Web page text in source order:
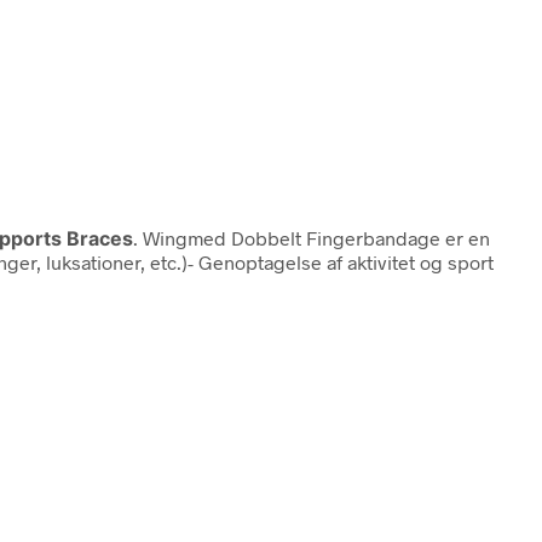
Braces . Wingmed Dobbelt Fingerbandage er en
luksationer, etc.)- Genoptagelse af aktivitet og sport